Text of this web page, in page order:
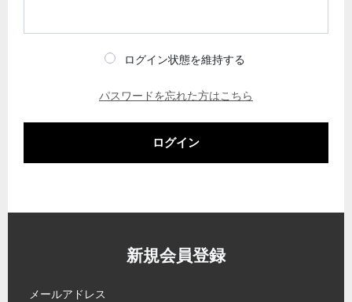
ログイン状態を維持する
パスワードを忘れた方はこちら
ログイン
新規会員登録
メールアドレス